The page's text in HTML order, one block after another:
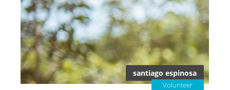
santiago espinosa
Volunteer